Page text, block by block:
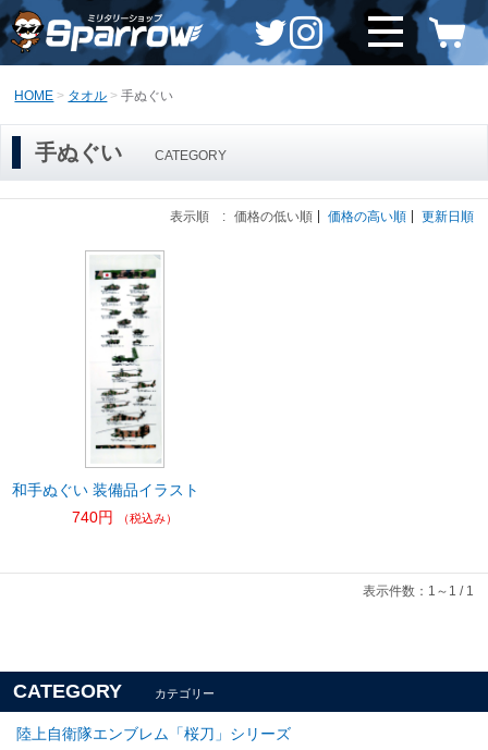
HOME タオル 手ぬぐい
手ぬぐい CATEGORY
表示順 : 価格の低い順 価格の高い順 更新日順
和手ぬぐい 装備品イラスト
740円
（税込み）
表示件数：1～1 / 1
CATEGORY カテゴリー
陸上自衛隊エンブレム「桜刀」シリーズ